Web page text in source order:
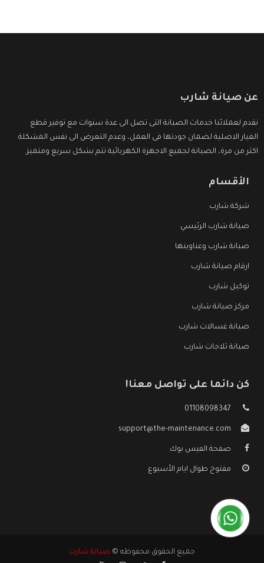
عن صيانة شارب
نقدم لعملائنا خدمات الصيانة التى تصل الى عدة سنوات مع توفير قطع
الغيار الاصلية لضمان جودتها فى العمل، وعدم التعرض الى نفس المشكلة
اكثر من مرة، الصيانة لجميع الاجهزة الكهربائية تتم بشكل سريع ومتميز.
الأقسام
شركة شارب
صيانة شارب الرئيسي
صيانة شارب وعناوينها
ارقام صيانة شارب
توكيل شارب
مركز صيانة شارب
صيانة غسالات شارب
صيانة ثلاجات شارب
كن دائما على تواصل معنا!
01108098347
support@the-maintenance.com
صفحة الفيس بوك
مفتوح طوال ايام الأسبوع
جميع الحقوق محفوظه © صيانة شارب